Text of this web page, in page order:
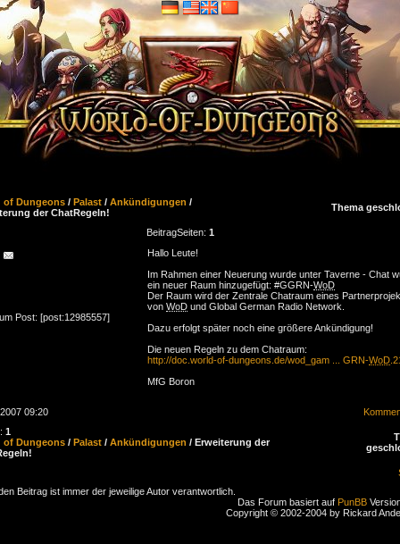
of Dungeons / Palast / Ankündigungen /
der ChatRegeln!
Thema
BeitragSeiten: 1
Post: [post:12985557]
Hallo Leute!
Im Rahmen einer Neuerung wurde unter Taverne - Chat
ein neuer Raum hinzugefügt: #GGRN-WoD
Der Raum wird der Zentrale Chatraum eines
von WoD und Global German Radio Network.
Dazu erfolgt später noch eine größere Ankündigung!
Die neuen Regeln zu dem Chatraum:
http://doc.world-of-dungeons.de/wod_gam ... GRN-WoD
MfG Boron
09:20
1
of Dungeons / Palast / Ankündigungen / Erweiterung der
Beitrag ist immer der jeweilige Autor verantwortlich.
Das Forum basiert auf PunBB
Copyright © 2002-2004 by Rickard